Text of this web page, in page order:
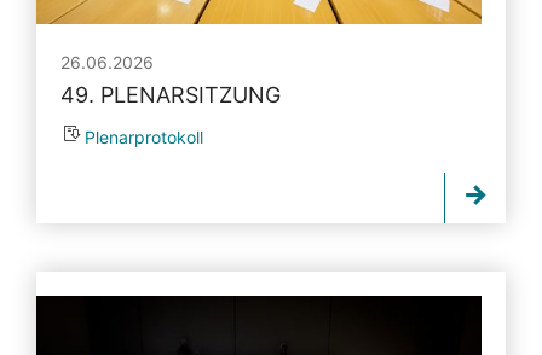
26.06.2026
49. PLENARSITZUNG
Plenarprotokoll